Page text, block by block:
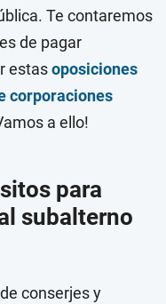
Te contaremos
de pagar
estasoposiciones
corporaciones
a ello!
para
subalterno
conserjes y